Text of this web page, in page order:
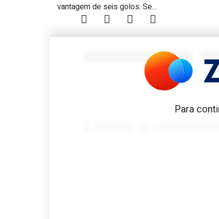
Dez a zero em Penafiel é
vantagem de seis golos. Se...
Para
Tovar FC 01/01/2026